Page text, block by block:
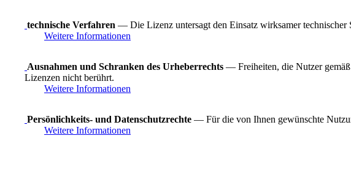
technische Verfahren — Die Lizenz untersagt den Einsatz wirksamer
Weitere Informationen
Ausnahmen und Schranken des Urheberrechts — Freiheiten, die Nutzer gemäß
Lizenzen nicht berührt.
Weitere Informationen
Persönlichkeits- und Datenschutzrechte — Für die von Ihnen gewünschte
Weitere Informationen